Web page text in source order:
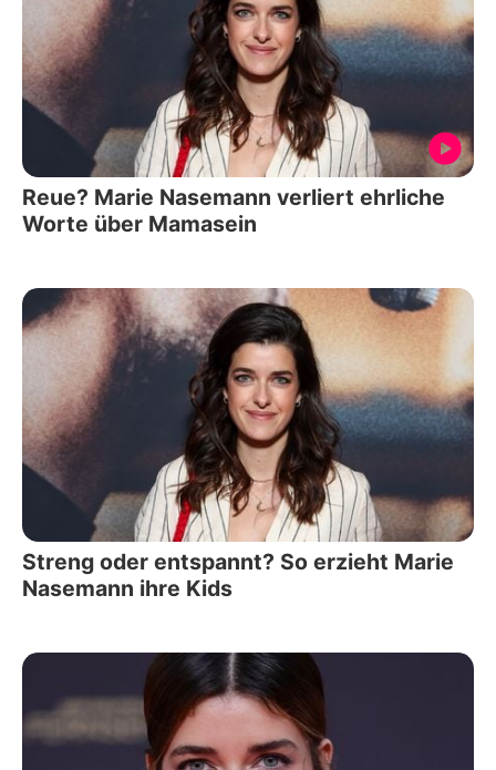
Reue? Marie Nasemann verliert ehrliche
Worte über Mamasein
Streng oder entspannt? So erzieht Marie
Nasemann ihre Kids